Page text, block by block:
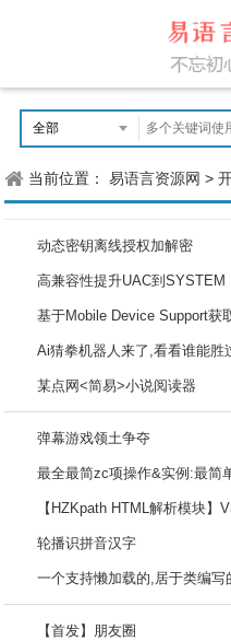
当前位置：易语言资源网 >
动态密钥离线授权加解密
高兼容性提升UAC到SYSTEM
基于Mobile Device Support获
Ai猜拳机器人来了,看看谁能胜
某点网<简易>小说阅读器
弹幕游戏领土争夺
最全最简zc项操作&实例:最简
【HZKpath HTML解析模块】
轮播识拼音汉字
一个支持懒加载的,居于类编写
【首发】朋友圈